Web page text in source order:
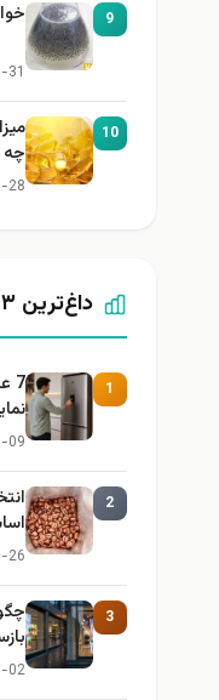
9
31
10
چه
28
داغ‌ترین ۳ ماه اخیر
1
09
2
26
3
02